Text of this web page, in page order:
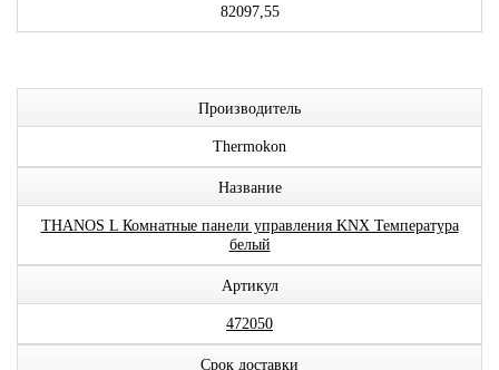
82097,55
Производитель
Thermokon
Название
THANOS L Комнатные панели управления KNX Температура
белый
Артикул
472050
Срок доставки